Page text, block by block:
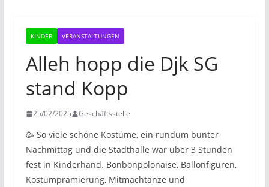
KINDER VERANSTALTUNGEN
Alleh hopp die Djk SG
stand Kopp
25/02/2025 Geschäftsstelle
🥳 So viele schöne Kostüme, ein rundum bunter
Nachmittag und die Stadthalle war über 3 Stunden
fest in Kinderhand. Bonbonpolonaise, Ballonfiguren,
Kostümprämierung, Mitmachtänze und